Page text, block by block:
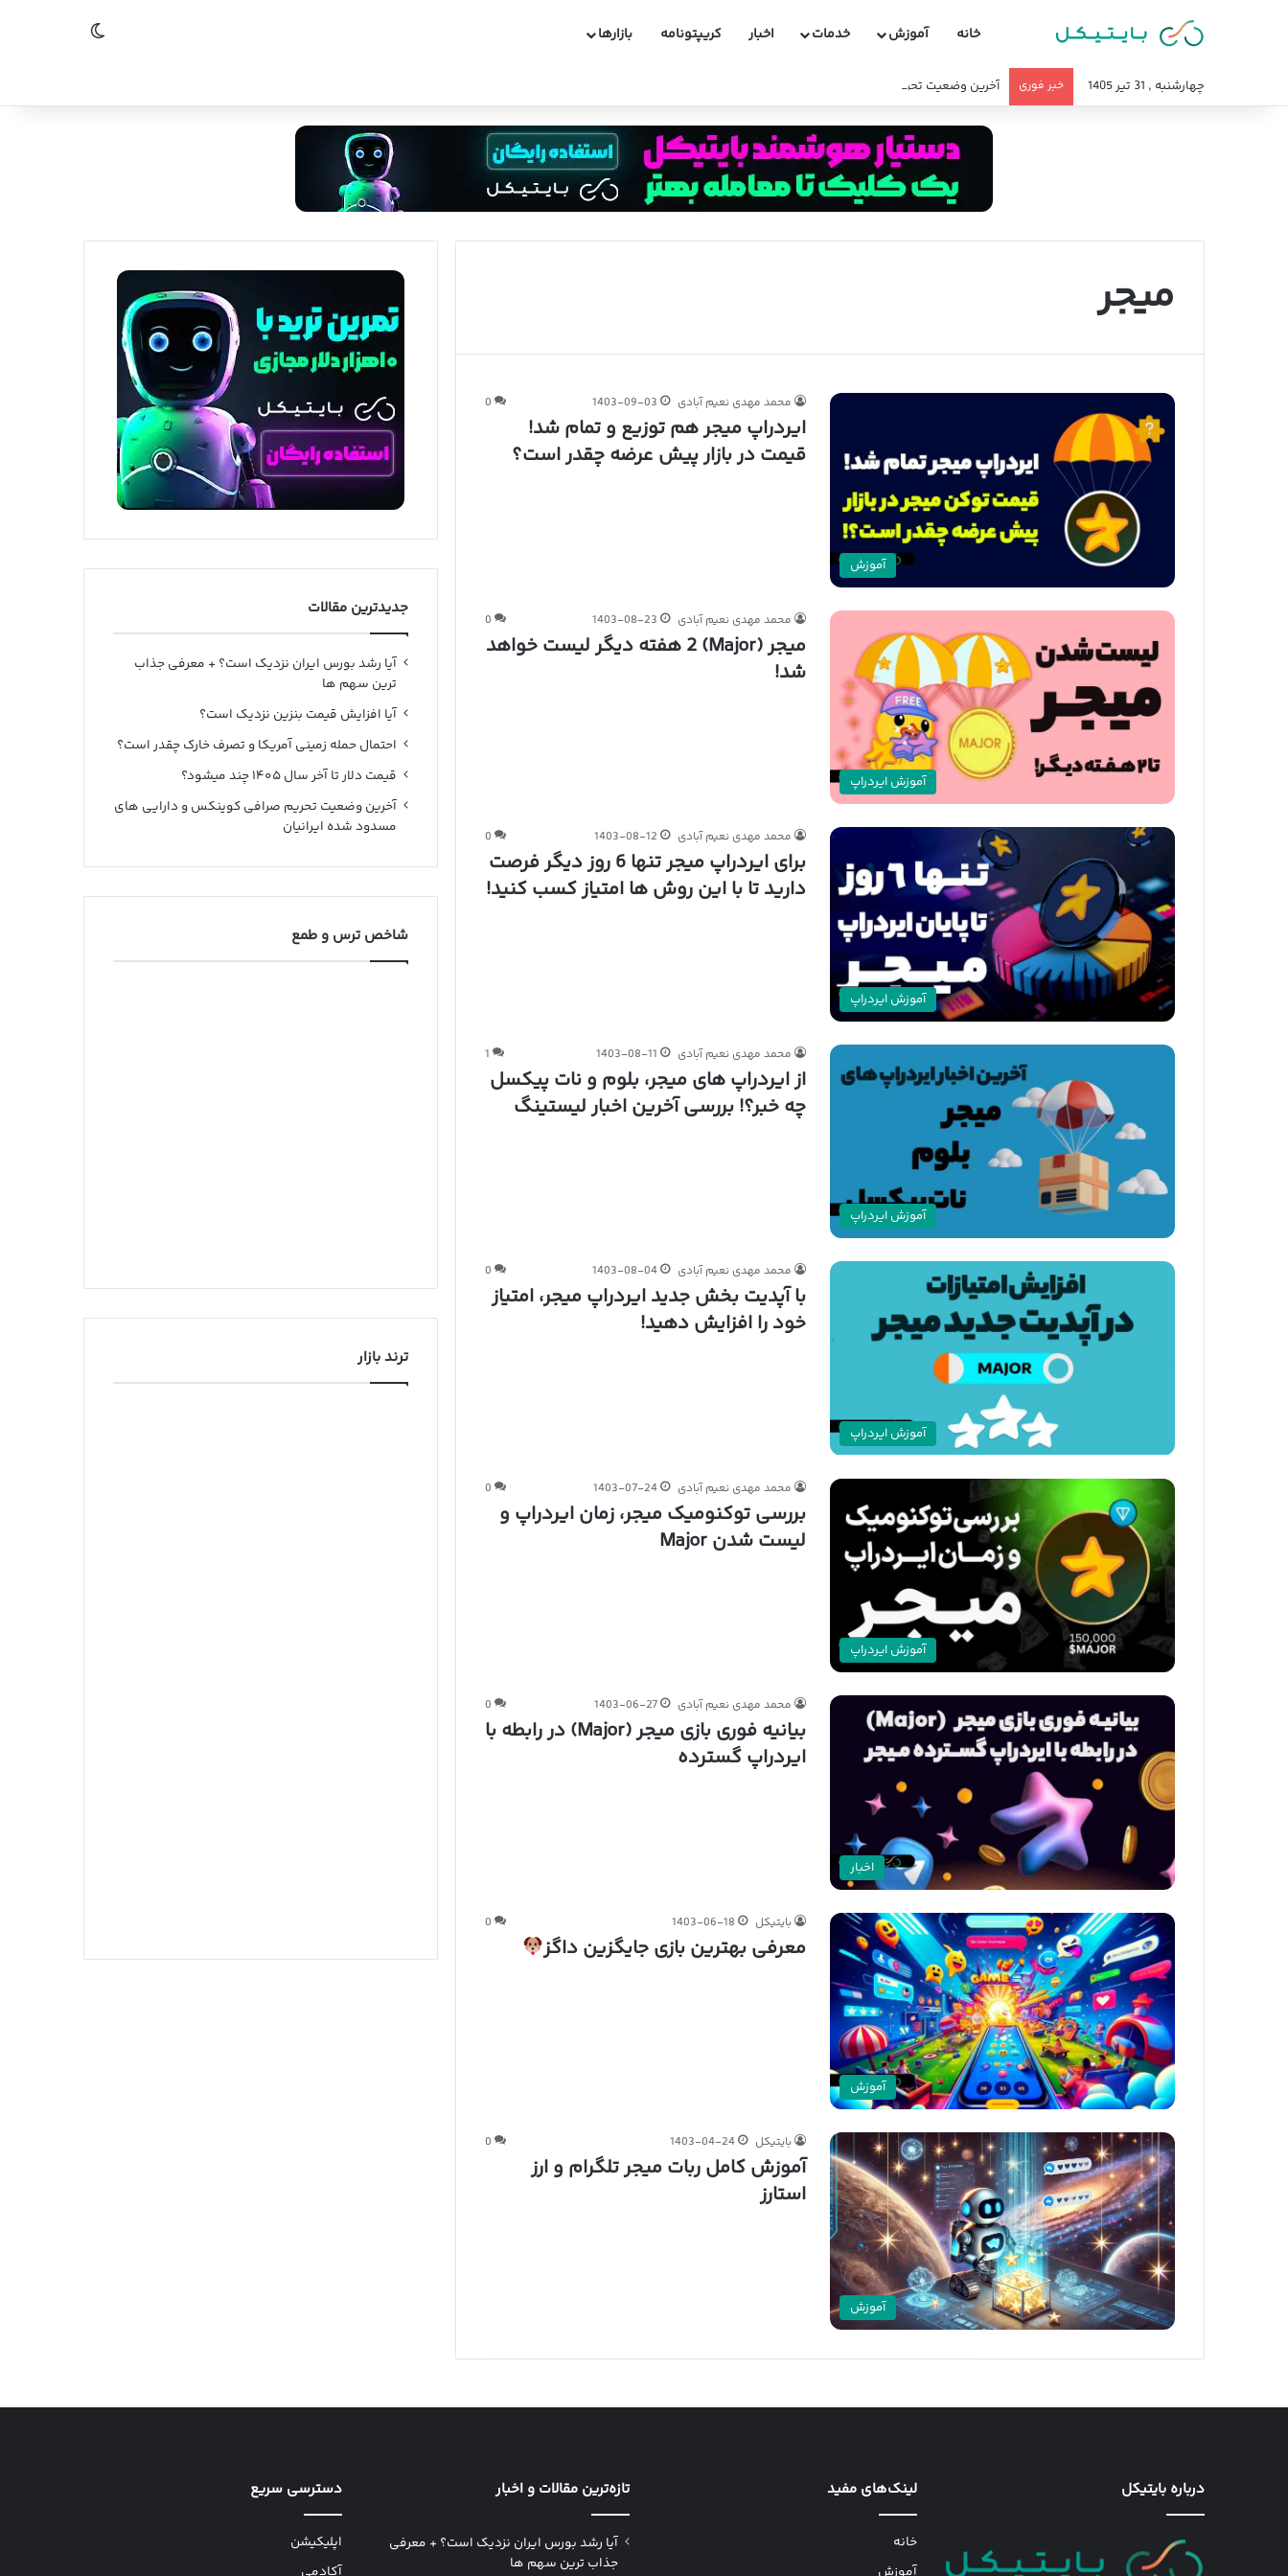
خانه آموزش خدمات اخبار کریپتونامه بازارها
چهارشنبه , 31 تیر 1405 خبر فوری آخرین وضعیت تحریم صرافی کوینکس و دارایی های مسدود شده ایرانیان
میجر
آموزش
محمد مهدی نعیم آبادی 1403-09-03
0
ایردراپ میجر هم توزیع و تمام شد!
قیمت در بازار پیش عرضه چقدر است؟
آموزش ایردراپ
محمد مهدی نعیم آبادی 1403-08-23
0
میجر (Major) 2 هفته دیگر لیست خواهد
شد!
آموزش ایردراپ
محمد مهدی نعیم آبادی 1403-08-12
0
برای ایردراپ میجر تنها 6 روز دیگر فرصت
دارید تا با این روش ها امتیاز کسب کنید!
آموزش ایردراپ
محمد مهدی نعیم آبادی 1403-08-11
1
از ایردراپ های میجر، بلوم و نات پیکسل
چه خبر؟! بررسی آخرین اخبار لیستینگ
آموزش ایردراپ
محمد مهدی نعیم آبادی 1403-08-04
0
با آپدیت بخش جدید ایردراپ میجر، امتیاز
خود را افزایش دهید!
آموزش ایردراپ
محمد مهدی نعیم آبادی 1403-07-24
0
بررسی توکنومیک میجر، زمان ایردراپ و
لیست شدن Major
اخبار
محمد مهدی نعیم آبادی 1403-06-27
0
بیانیه فوری بازی میجر (Major) در رابطه با
ایردراپ گسترده
آموزش
بایتیکل 1403-06-18
0
معرفی بهترین بازی جایگزین داگز
آموزش
بایتیکل 1403-04-24
0
آموزش کامل ربات میجر تلگرام و ارز
استارز
جدیدترین مقالات
آیا رشد بورس ایران نزدیک است؟ + معرفی جذاب
ترین سهم ها
آیا افزایش قیمت بنزین نزدیک است؟
احتمال حمله زمینی آمریکا و تصرف خارک چقدر است؟
قیمت دلار تا آخر سال ۱۴۰۵ چند میشود؟
آخرین وضعیت تحریم صرافی کوینکس و دارایی های
مسدود شده ایرانیان
شاخص ترس و طمع
ترند بازار
درباره بایتیکل لینک‌های مفید
خانه
تازه‌ترین مقالات و اخبار
آیا رشد بورس ایران نزدیک است؟ + معرفی
جذاب ترین سهم ها
دسترسی سریع
اپلیکیشن